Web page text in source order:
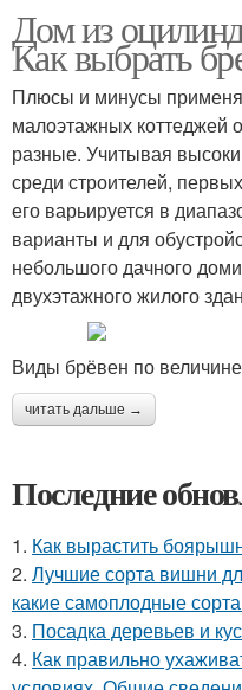
Дом из
Как выбрать
Плюсы и минусы
малоэтажных коттеджей
разные. Учитывая
среди строителей,
его варьируется в
варианты и для
небольшого дачного
двухэтажного жилого
Виды брёвен по
читать дальше →
Последние
1. Как вырастить
2. Лучшие сорта вишни
какие самоплодные
3. Посадка деревьев и
4. Как правильно